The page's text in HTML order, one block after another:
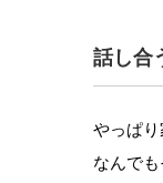
話し合
やっぱり
なんで